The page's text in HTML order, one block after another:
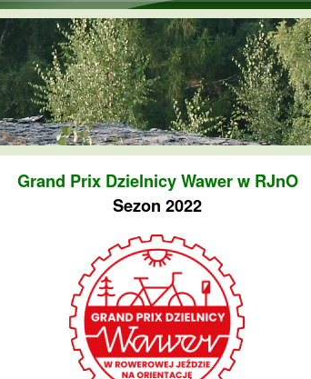
Przejdź do treści
Grand Prix Dzielnicy Wawer w RJnO
Sezon 2022